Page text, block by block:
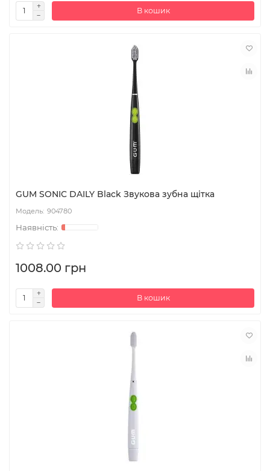
В кошик
GUM SONIC DAILY Black Звукова зубна щітка
904780
1008.00 грн
В кошик